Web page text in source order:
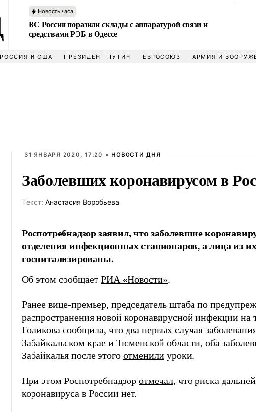
Новость часа
ВС России поразили склады с аппаратурой связи и
средствами РЭБ в Одессе
РОССИЯ И США ПРЕЗИДЕНТ ПУТИН ЕВРОСОЮЗ АРМИЯ И
31 ЯНВАРЯ 2020, 17:20 • НОВОСТИ ДНЯ
Заболевших коронавирусом в
Tекст: Анастасия Воробьева
Роспотребнадзор заявил, что заболевшие
отделения инфекционных стационаров, а лица из
госпитализированы.
Об этом сообщает РИА «Новости».
Ранее вице-премьер, председатель штаба по
распространения новой коронавирусной инфекции на
Голикова сообщила, что два первых случая
Забайкальском крае и Тюменской области, оба
Забайкалья после этого отменили уроки.
При этом Роспотребнадзор отмечал, что риска
коронавируса в России нет.